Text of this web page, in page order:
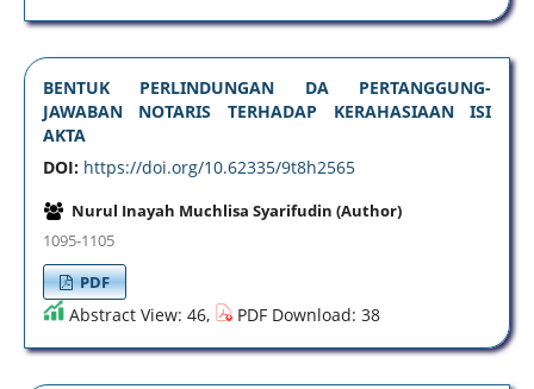
BENTUK PERLINDUNGAN DA PERTANGGUNG-
JAWABAN NOTARIS TERHADAP KERAHASIAAN ISI
AKTA
DOI: https://doi.org/10.62335/9t8h2565
Nurul Inayah Muchlisa Syarifudin (Author)
1095-1105
PDF
Abstract View: 46, PDF Download: 38